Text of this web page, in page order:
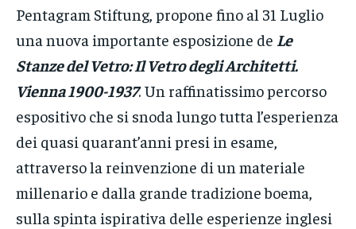
Pentagram Stiftung, propone fino al 31 Luglio
una nuova importante esposizione de Le
Stanze del Vetro: Il Vetro degli Architetti.
Vienna 1900-1937. Un raffinatissimo percorso
espositivo che si snoda lungo tutta l’esperienza
dei quasi quarant’anni presi in esame,
attraverso la reinvenzione di un materiale
millenario e dalla grande tradizione boema,
sulla spinta ispirativa delle esperienze inglesi